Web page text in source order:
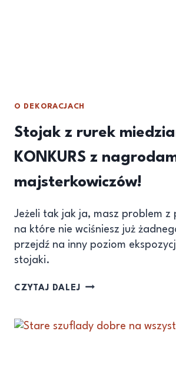
O DEKORACJACH
Stojak z rurek
KONKURS z
majsterkowiczów!
Jeżeli tak jak ja, masz problem z
na które nie wciśniesz już
przejdź na inny poziom
stojaki.
CZYTAJ DALEJ